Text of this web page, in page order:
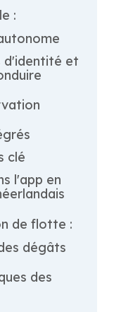
:
d'identité et
clé
l'app en
de flotte :
dégâts
des